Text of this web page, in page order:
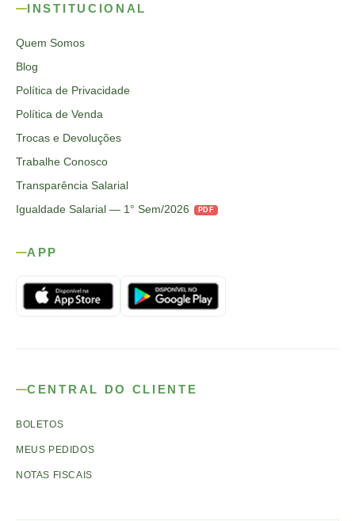
INSTITUCIONAL
Quem Somos
Blog
Política de Privacidade
Política de Venda
Trocas e Devoluções
Trabalhe Conosco
Transparência Salarial
Igualdade Salarial — 1° Sem/2026
PDF
APP
CENTRAL DO CLIENTE
BOLETOS
MEUS PEDIDOS
NOTAS FISCAIS